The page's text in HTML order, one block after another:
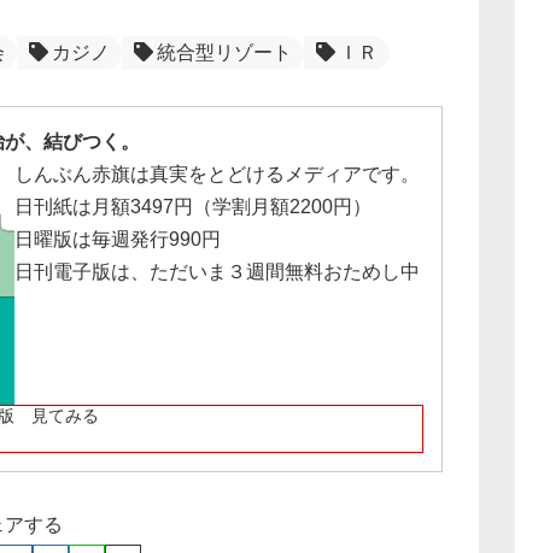
カジノ 統合型リゾート ＩＲ
、結びつく。
しんぶん赤旗は真実をとどけるメディアです。
日刊紙は月額3497円（学割月額2200円）
日曜版は毎週発行990円
日刊電子版は、ただいま３週間無料おためし中
見てみる
アする